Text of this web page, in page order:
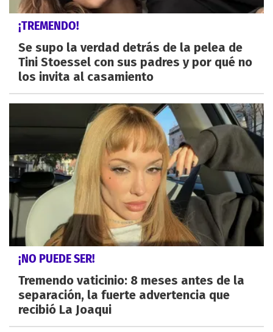
¡TREMENDO!
Se supo la verdad detrás de la pelea de
Tini Stoessel con sus padres y por qué no
los invita al casamiento
¡NO PUEDE SER!
Tremendo vaticinio: 8 meses antes de la
separación, la fuerte advertencia que
recibió La Joaqui